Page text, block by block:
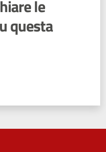
le
questa
da 1 a 5 stelle